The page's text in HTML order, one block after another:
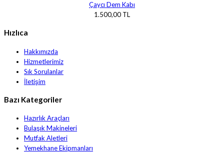
Çaycı Dem Kabı
1.500,00 TL
Hızlıca
Hakkımızda
Hizmetlerimiz
Sık Sorulanlar
İletişim
Bazı Kategoriler
Hazırlık Araçları
Bulaşık Makineleri
Mutfak Aletleri
Yemekhane Ekipmanları